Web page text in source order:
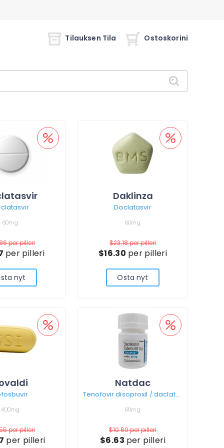
Tilauksen Tila Ostoskorini
60mg
per pilleri
per pilleri
nyt
Daklinza
Daclatasvir
60mg
$23.18per pilleri
$16.30 per pilleri
Osta nyt
400mg
per pilleri
per pilleri
Natdac
Tenofovir disoproxil / daclatasvir / sofosbuvir
60mg
$10.60per pilleri
$6.63 per pilleri